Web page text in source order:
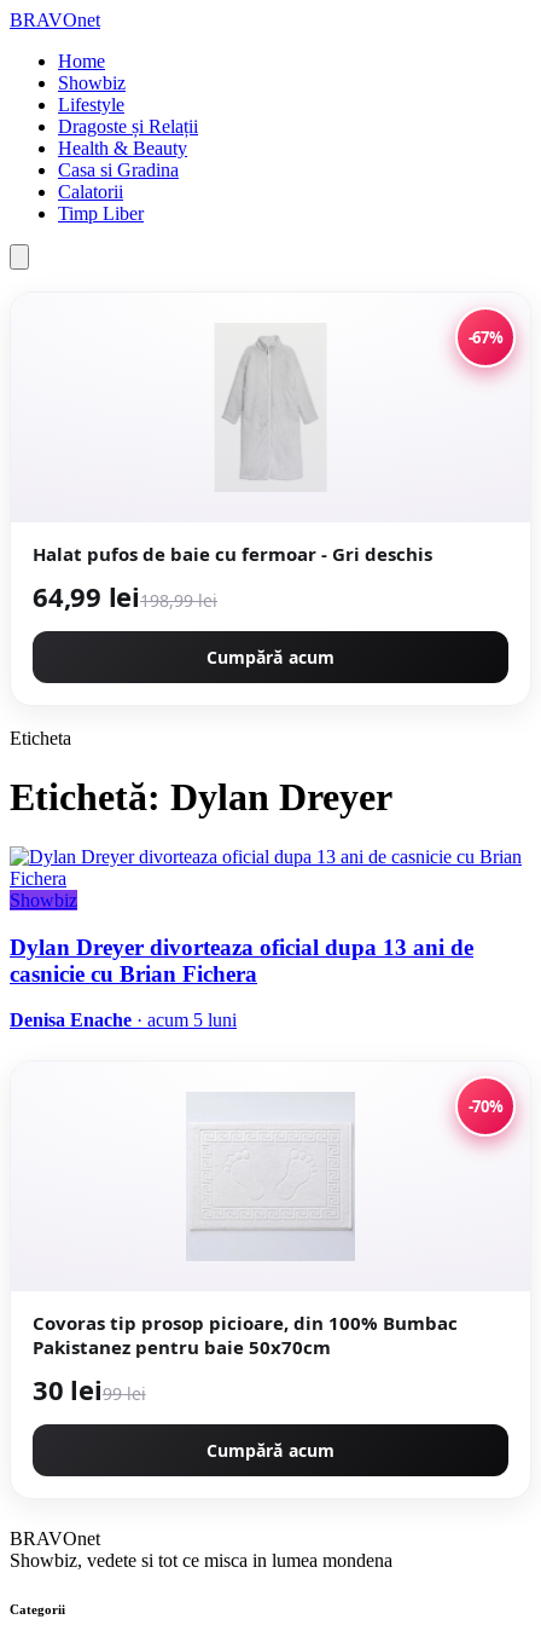
BRAVOnet
Home
Showbiz
Lifestyle
Dragoste și Relații
Health & Beauty
Casa si Gradina
Calatorii
Timp Liber
-67%
Halat pufos de baie cu fermoar - Gri deschis
64,99 lei198,99 lei
Cumpără acum
Eticheta
Etichetă: Dylan Dreyer
Showbiz
Dylan Dreyer divorteaza oficial dupa 13 ani de
casnicie cu Brian Fichera
Denisa Enache · acum 5 luni
-70%
Covoras tip prosop picioare, din 100% Bumbac
Pakistanez pentru baie 50x70cm
30 lei99 lei
Cumpără acum
BRAVOnet
Showbiz, vedete si tot ce misca in lumea mondena
Categorii